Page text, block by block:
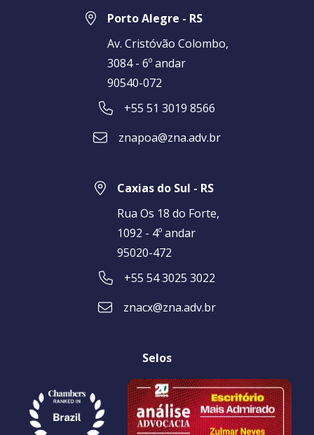
Porto Alegre - RS
Av. Cristóvão Colombo,
3084 - 6º andar
90540-072
+55 51 3019 8566
znapoa@zna.adv.br
Caxias do Sul - RS
Rua Os 18 do Forte,
1092 - 4º andar
95020-472
+55 54 3025 3022
znacx@zna.adv.br
Selos